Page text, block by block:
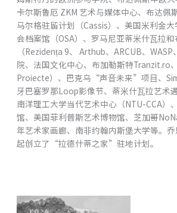
卡尔斯鲁厄 ZKM 艺术与媒体中⼼、布达佩
马尔格驻留计划（Cassis）、美国⽶利⾦
会档案馆（OSA）、罗马尼亚蒂⽶什⽡拉
（Rezidența 9、 Arthub、ARCUB、
院、法国⽂化中⼼、布加勒斯特Tranzit.ro
Proiecte）、巴克乌“声⾳未来”项⽬、
⽛巴塞罗那Loop影像节、蒂⽶什⽡拉艺术
南洋理⼯⼤学当代艺术中⼼（NTU-CCA）
馆、美国菲利普斯艺术博物馆、芝加哥
年艺术家画廊、南⾮约翰内斯堡⼤学等。
起创⽴了“拉德什蒂之家”驻地计划。